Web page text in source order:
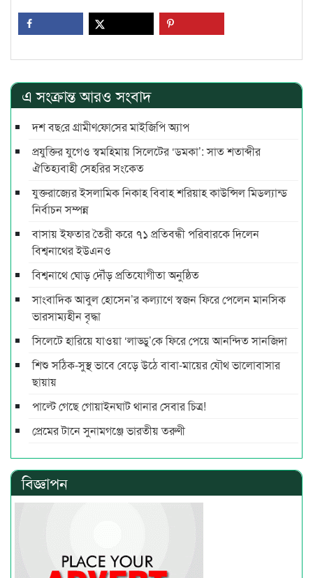
এ সংক্রান্ত আরও সংবাদ
দশ বছ‌রে গ্রামীণ‌ফো‌সের মাইজিপি অ্যাপ
প্রযুক্তির যুগেও স্বমহিমায় সিলেটের ‘ডমকা’: সাত শতাব্দীর
ঐতিহ্যবাহী সেহরির সংকেত
যুক্তরাজ্যের ইসলামিক নিকাহ বিবাহ শরিয়াহ কাউন্সিল মিডল্যান্ড
নির্বাচন‌ সম্পন্ন
বাসায় ইফতার তৈরী করে ৭১ প্রতিবন্ধী পরিবারকে দিলেন
বিশ্বনাথের ইউএনও
বিশ্বনাথে ঘোড় দৌঁড় প্রতিযোগীতা অনুষ্ঠিত
সাংবাদিক আবুল হোসেন’র কল্যাণে স্বজন ফিরে পেলেন মানসিক
ভারসাম্যহীন বৃদ্ধা
সিলেটে হারিয়ে যাওয়া ‘লাড্ডু’কে ফিরে পেয়ে আনন্দিত সানজিদা
শিশু সঠিক-সুস্থ ভাবে বেড়ে উঠে বাবা-মায়ের যৌথ ভালোবাসার
ছায়ায়
পাল্টে গেছে গোয়াইনঘাট থানার সেবার চিত্র!
প্রেমের টানে সুনামগঞ্জে ভারতীয় তরুণী
বিজ্ঞাপন